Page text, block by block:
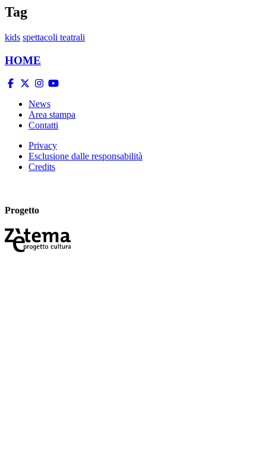
Tag
kids spettacoli teatrali
HOME
News
Area stampa
Contatti
Privacy
Esclusione dalle responsabilità
Credits
Progetto